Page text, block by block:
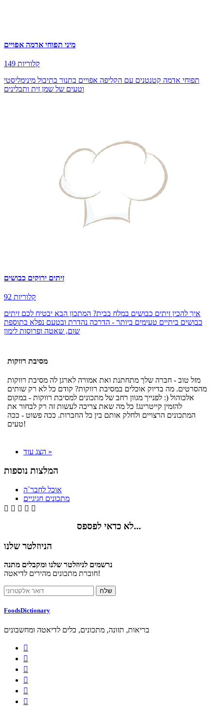
מיני תפוחי אדמה אפויים
149 קלוריות
תפוחי אדמה קטנטנים עם הקליפה אפויים בתנור בתיבול מינימליסטי
וטעים של שמן זית ותבלינים
זיתים ירוקים כבושים
92 קלוריות
איך להכין זיתים כבושים במלח בבית? המתכון הבא יבטיח לכם זיתים
כבושים ביתיים טעימים ביותר - הדרכה נהדרת ובטעם נפלא בתוספת
שום, שאטה ופרוסות לימון
מסיבת רווקות
מזל טוב - חברה שלך מתחתנת ואת אמורה לארגן לה מסיבת רווקות
מהסרטים. מה בדיוק אוכלים במסיבת רווקות? קודם כל לא רק שותים
אלכוהול (: לפנייך מגוון רחב של מתכונים למסיבת רווקות - במקום
להזמין קייטרינג! כל מה שאת צריכה לעשות זה רק לבחור את
המתכונים הרצויים ולחלק אותם בין כל החברות. ככה פשוט - ככה
טעים!
הצג עוד »
המלצות נוספות
אוכל לחבר`ה
מתכונים חגיגיים
    
לא כדאי לפספס...
הניוזלטר שלנו
נרשמים לניוזלטר שלנו ומקבלים מתנה
חוברת מתכונים מהירים לדיאטה!
FoodsDictionary
בריאות, תזונה, מתכונים, כלים לדיאטה ומחשבונים





